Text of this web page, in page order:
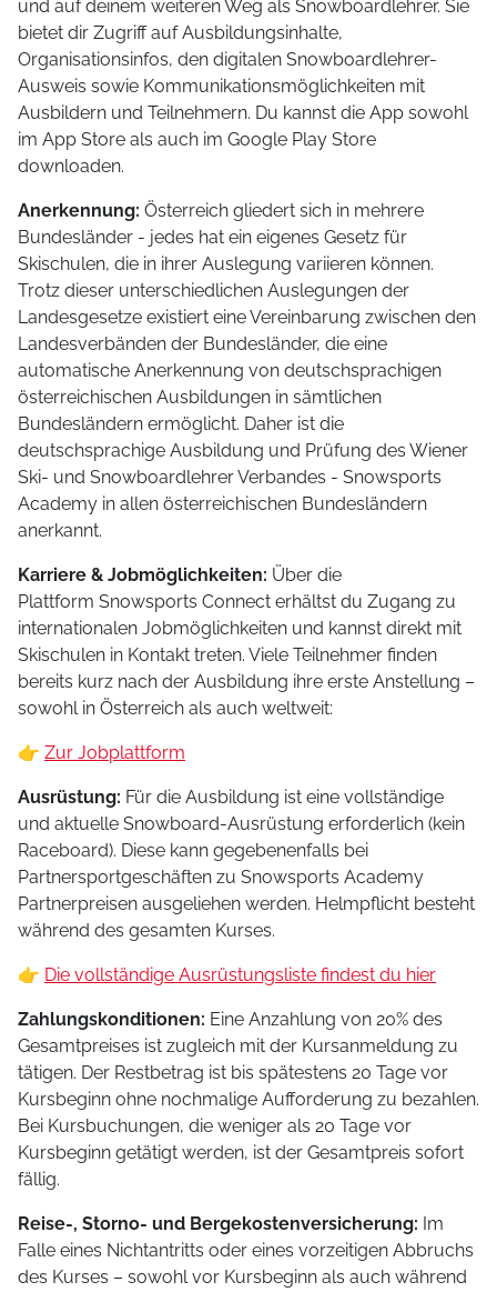
und auf deinem weiteren Weg als Snowboardlehrer. Sie
bietet dir Zugriff auf Ausbildungsinhalte,
Organisationsinfos, den digitalen Snowboardlehrer-
Ausweis sowie Kommunikationsmöglichkeiten mit
Ausbildern und Teilnehmern. Du kannst die App sowohl
im App Store als auch im Google Play Store
downloaden.
Anerkennung: Österreich gliedert sich in mehrere
Bundesländer - jedes hat ein eigenes Gesetz für
Skischulen, die in ihrer Auslegung variieren können.
Trotz dieser unterschiedlichen Auslegungen der
Landesgesetze existiert eine Vereinbarung zwischen den
Landesverbänden der Bundesländer, die eine
automatische Anerkennung von deutschsprachigen
österreichischen Ausbildungen in sämtlichen
Bundesländern ermöglicht. Daher ist die
deutschsprachige Ausbildung und Prüfung des Wiener
Ski- und Snowboardlehrer Verbandes - Snowsports
Academy in allen österreichischen Bundesländern
anerkannt.
Karriere & Jobmöglichkeiten: Über die
Plattform Snowsports Connect erhältst du Zugang zu
internationalen Jobmöglichkeiten und kannst direkt mit
Skischulen in Kontakt treten. Viele Teilnehmer finden
bereits kurz nach der Ausbildung ihre erste Anstellung –
sowohl in Österreich als auch weltweit:
👉 Zur Jobplattform
Ausrüstung: Für die Ausbildung ist eine vollständige
und aktuelle Snowboard-Ausrüstung erforderlich (kein
Raceboard). Diese kann gegebenenfalls bei
Partnersportgeschäften zu Snowsports Academy
Partnerpreisen ausgeliehen werden. Helmpflicht besteht
während des gesamten Kurses.
👉 Die vollständige Ausrüstungsliste findest du hier
Zahlungskonditionen: Eine Anzahlung von 20% des
Gesamtpreises ist zugleich mit der Kursanmeldung zu
tätigen. Der Restbetrag ist bis spätestens 20 Tage vor
Kursbeginn ohne nochmalige Aufforderung zu bezahlen.
Bei Kursbuchungen, die weniger als 20 Tage vor
Kursbeginn getätigt werden, ist der Gesamtpreis sofort
fällig.
Reise-, Storno- und Bergekostenversicherung: Im
Falle eines Nichtantritts oder eines vorzeitigen Abbruchs
des Kurses – sowohl vor Kursbeginn als auch während